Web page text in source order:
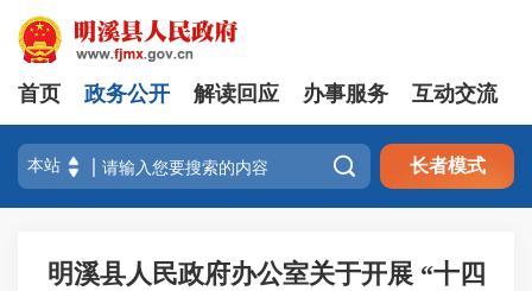
首页 政务公开 解读回应 办事服务 互动交流
 长者模式
明溪县人民政府办公室关于开展 “十四